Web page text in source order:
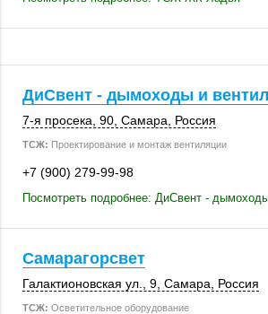
ДиСвент - дымоходы и
7-я просека, 90 Самара Россия
ТСЖ: Проектирование и монтаж вентиляции
+7 (900) 279-99-98
Посмотреть подробнее: ДиСвент -
Самарагорсвет
Галактионовская ул., 9, Самара Россия
ТСЖ: Осветительное оборудование